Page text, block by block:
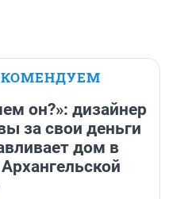
он?»: дизайнер
за свои деньги
дом в